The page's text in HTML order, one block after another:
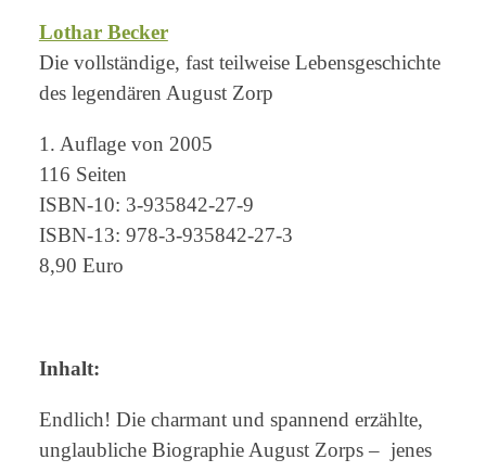
Lothar Becker
Die vollständige, fast teilweise Lebensgeschichte
des legendären August Zorp
1. Auflage von 2005
116 Seiten
ISBN-10: 3-935842-27-9
ISBN-13: 978-3-935842-27-3
8,90 Euro
Inhalt:
Endlich! Die charmant und spannend erzählte,
unglaubliche Biographie August Zorps – jenes